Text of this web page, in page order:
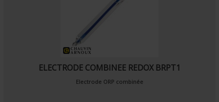
ELECTRODE COMBINEE REDOX BRPT1
Electrode ORP combinée